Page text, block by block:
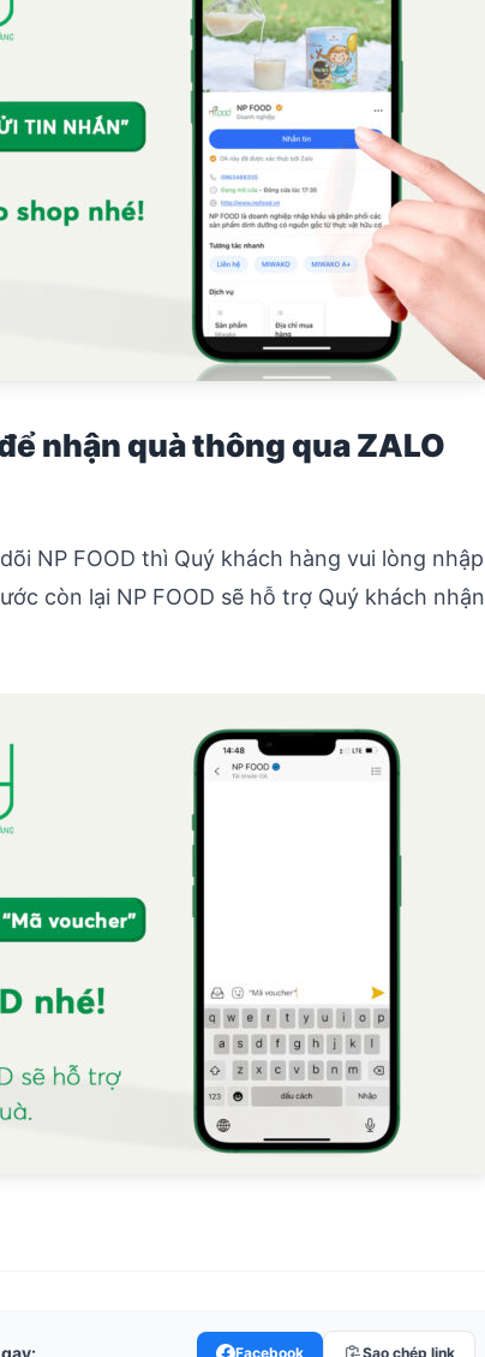
nhận quà thông qua ZALO
NP FOOD thì Quý khách hàng vui lòng nhập
còn lại NP FOOD sẽ hỗ trợ Quý khách nhận
Facebook Sao chép link